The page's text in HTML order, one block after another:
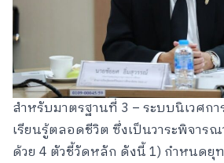
สำหรับมาตรฐานที่ 3 – ระบบนิเวศก
เรียนรู้ตลอดชีวิต ซึ่งเป็นวาระพิจาร
ด้วย 4 ตัวชี้วัดหลัก ดังนี้ 1) กำหนดยุ